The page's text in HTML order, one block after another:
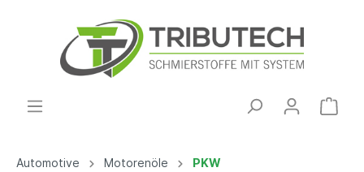
Automotive Motorenöle PKW